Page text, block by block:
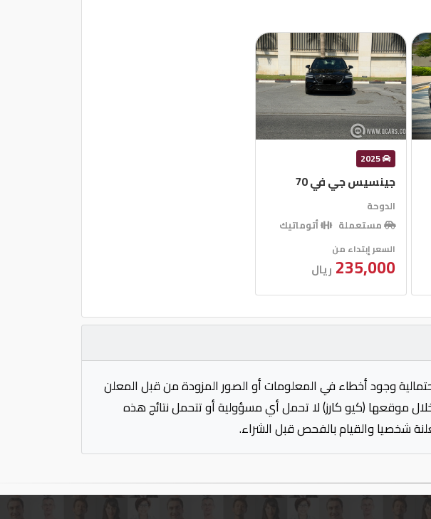
2025
جينسيس جي في 70
الدوحة
مستعملة
أتوماتيك
السعر إبتداء من
235,000 ريال
وجود أخطاء في المعلومات أو الصور المزودة من قبل المعلن
موقعها (كيو كارز) لا تحمل أي مسؤولية أو تتحمل نتائج هذه
شخصيا والقيام بالفحص قبل الشراء.